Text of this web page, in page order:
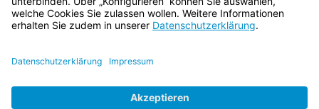
BayernPortal
Impressum